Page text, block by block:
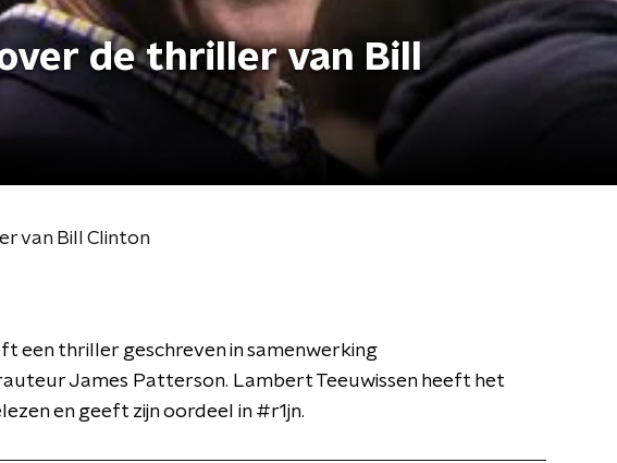
de thriller van Bill
van Bill Clinton
een thriller geschreven in samenwerking
James Patterson. Lambert Teeuwissen heeft het
en geeft zijn oordeel in #r1jn.